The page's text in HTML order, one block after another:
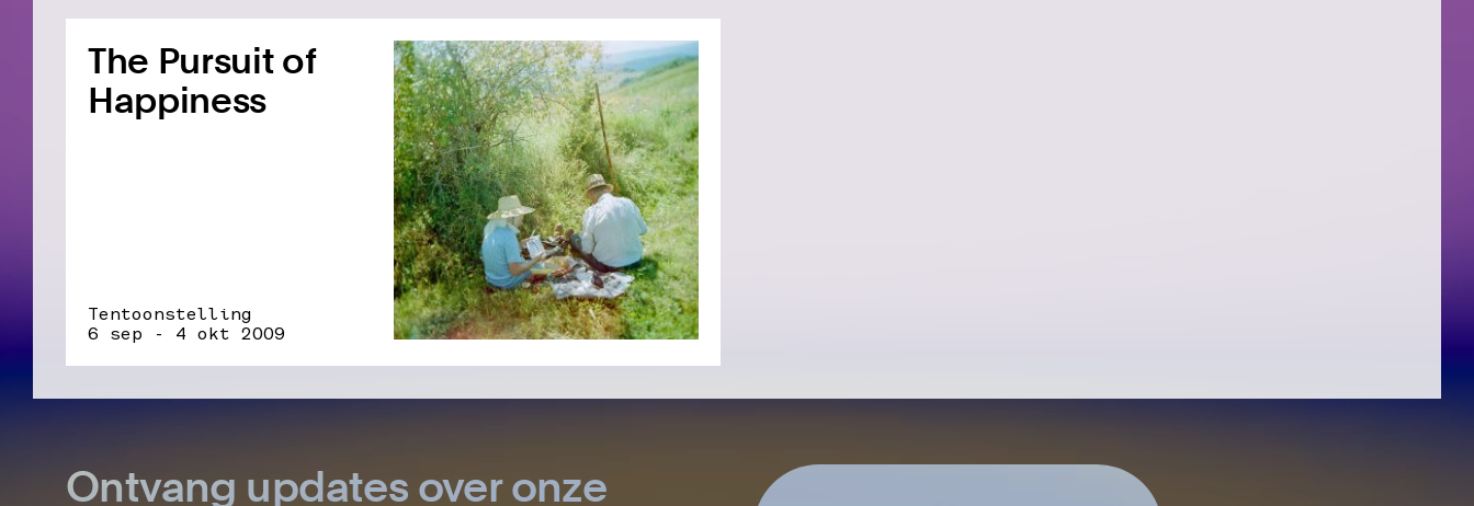
The Pursuit of
Happiness
Tentoonstelling
6 sep - 4 okt 2009
Ontvang updates over onze